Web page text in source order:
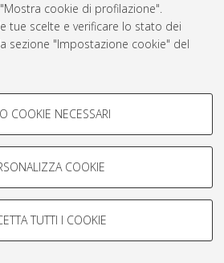
cookie di profilazione".
tue scelte e verificare lo stato dei
sezione "Impostazione cookie" del
-
per analizzare le caratteristiche della
profili in base al loro comportamento
COOKIE NECESSARI
COOKIE
TUTTI I COOKIE
e gestito da
- Università di Bologna, 2007-2026.